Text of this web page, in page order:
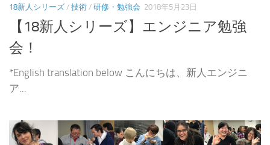
18新人シリーズ / 技術 / 研修・勉強会 2018年5月23日
【18新人シリーズ】エンジニア勉強
会！
*English translation below こんにちは、新人エンジニ
ア...